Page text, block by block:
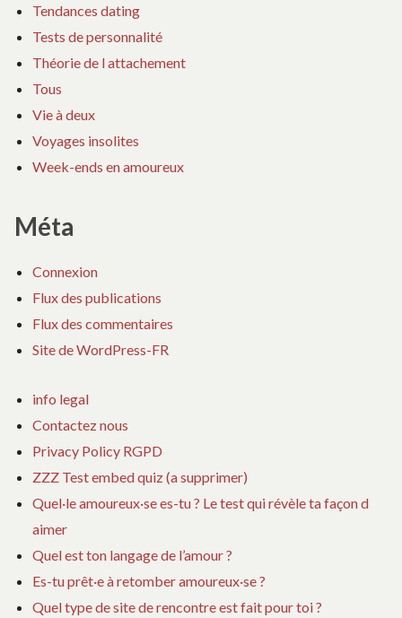
Tendances dating
Tests de personnalité
Théorie de l attachement
Tous
Vie à deux
Voyages insolites
Week-ends en amoureux
Méta
Connexion
Flux des publications
Flux des commentaires
Site de WordPress-FR
info legal
Contactez nous
Privacy Policy RGPD
ZZZ Test embed quiz (a supprimer)
Quel·le amoureux·se es-tu ? Le test qui révèle ta façon d
aimer
Quel est ton langage de l’amour ?
Es-tu prêt·e à retomber amoureux·se ?
Quel type de site de rencontre est fait pour toi ?